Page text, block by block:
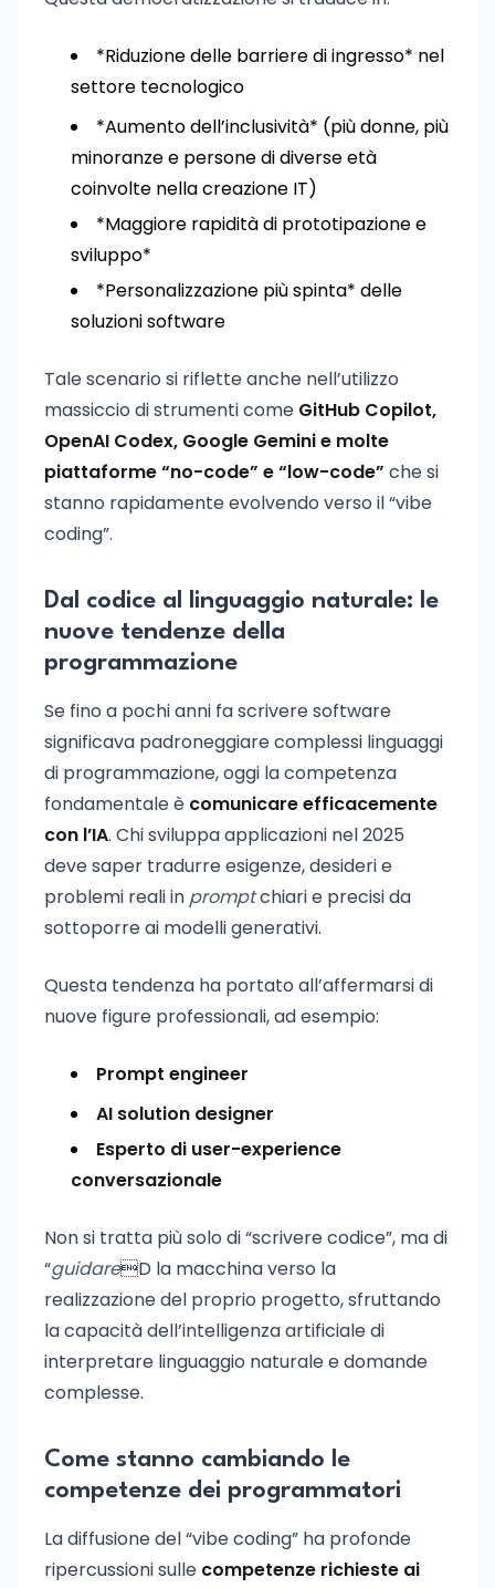
*Riduzione delle barriere di ingresso* nel
settore tecnologico
*Aumento dell’inclusività* (più donne, più
minoranze e persone di diverse età
coinvolte nella creazione IT)
*Maggiore rapidità di prototipazione e
sviluppo*
*Personalizzazione più spinta* delle
soluzioni software
Tale scenario si riflette anche nell’utilizzo
massiccio di strumenti come GitHub Copilot,
OpenAI Codex, Google Gemini e molte
piattaforme “no-code” e “low-code” che si
stanno rapidamente evolvendo verso il “vibe
coding”.
Dal codice al linguaggio naturale: le
nuove tendenze della
programmazione
Se fino a pochi anni fa scrivere software
significava padroneggiare complessi linguaggi
di programmazione, oggi la competenza
fondamentale è comunicare efficacemente
con l’IA. Chi sviluppa applicazioni nel 2025
deve saper tradurre esigenze, desideri e
problemi reali in promptchiari e precisi da
sottoporre ai modelli generativi.
Questa tendenza ha portato all’affermarsi di
nuove figure professionali, ad esempio:
Prompt engineer
AI solution designer
Esperto di user-experience
conversazionale
Non si tratta più solo di “scrivere codice”, ma di
“guidareD la macchina verso la
realizzazione del proprio progetto, sfruttando
la capacità dell’intelligenza artificiale di
interpretare linguaggio naturale e domande
complesse.
Come stanno cambiando le
competenze dei programmatori
La diffusione del “vibe coding” ha profonde
ripercussioni sulle competenze richieste ai